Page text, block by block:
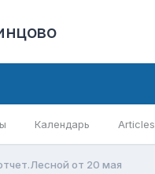
Календарь Articles
от 20 мая